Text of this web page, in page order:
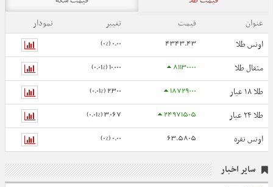
عنوان
قیمت تغییر
نمودار
اونس طلا
4343.43
0.00 (0%)
مثقال طلا 81130000
10,000 (0.01%)
طلا ۱۸ عیار 18729000
2,300 (0.01%)
طلا ۲۴ عیار 24971505
3,067 (0.01%)
اونس نقره 63.5805
0.00 (0%)
سایر اخبار